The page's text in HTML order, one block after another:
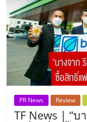
หน้า
บ้าน
ลงทุน
PR News Review
TF News | “บ